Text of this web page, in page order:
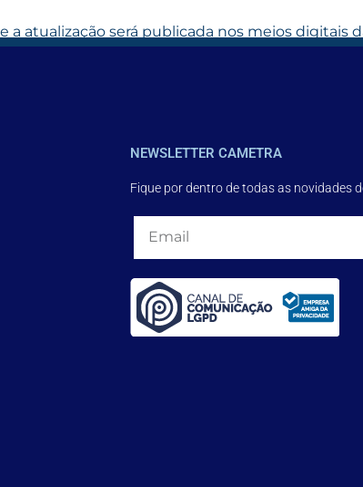
atualização será publicada nos meios digitais
NEWSLETTER CAMETRA
Fique por dentro de todas as novidades